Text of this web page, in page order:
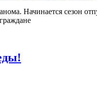
Начинается сезон